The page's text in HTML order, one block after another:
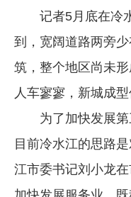
记者5月底在冷水
到，宽阔道路两旁
筑，整个地区尚未
人车寥寥，新城成型
为了加快发展第
目前冷水江的思路
江市委书记刘小龙